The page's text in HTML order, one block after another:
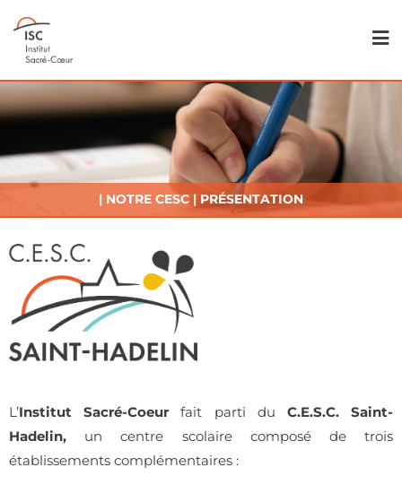
| NOTRE CESC | PRÉSENTATION
L’Institut Sacré-Coeurfait parti du C.E.S.C. Saint-
Hadelin, un centre scolaire composé de trois
établissements complémentaires :